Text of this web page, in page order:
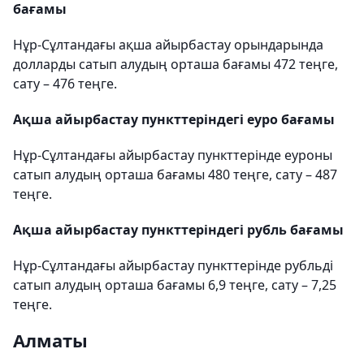
бағамы
Нұр-Сұлтандағы ақша айырбастау орындарында
долларды сатып алудың орташа бағамы 472 теңге,
сату – 476 теңге.
Ақша айырбастау пункттеріндегі еуро бағамы
Нұр-Сұлтандағы айырбастау пункттерінде еуроны
сатып алудың орташа бағамы 480 теңге, сату – 487
теңге.
Ақша айырбастау пункттеріндегі рубль бағамы
Нұр-Сұлтандағы айырбастау пункттерінде рубльді
сатып алудың орташа бағамы 6,9 теңге, сату – 7,25
теңге.
Алматы